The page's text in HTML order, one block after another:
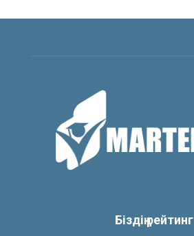
Біздің рейтинг